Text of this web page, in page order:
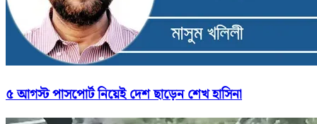
৫ আগস্ট পাসপোর্ট নিয়েই দেশ ছাড়েন শেখ হাসিনা